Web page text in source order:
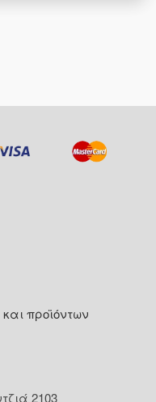
προϊόντων
2103